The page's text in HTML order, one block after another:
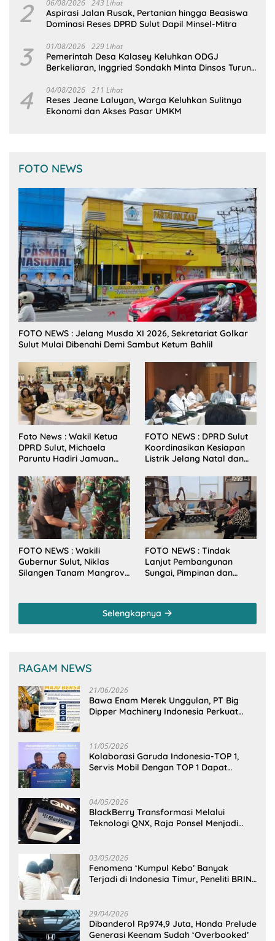
2 06/08/2026 243 Lihat
Aspirasi Jalan Rusak, Pertanian hingga Beasiswa
Dominasi Reses DPRD Sulut Dapil Minsel-Mitra
3 01/08/2026 229 Lihat
Pemerintah Desa Kalasey Keluhkan ODGJ
Berkeliaran, Inggried Sondakh Minta Dinsos Turun
4 04/08/2026 211 Lihat
Reses Jeane Laluyan, Warga Keluhkan Sulitnya
Ekonomi dan Akses Pasar UMKM
FOTO NEWS
FOTO NEWS : Jelang Musda XI 2026, Sekretariat Golkar
Sulut Mulai Dibenahi Demi Sambut Ketum Bahlil
Foto News : Wakil Ketua
DPRD Sulut, Michaela
Paruntu Hadiri Jamuan
Sulut Bersama Wamenkes
RI
FOTO NEWS : DPRD Sulut
Koordinasikan Kesiapan
Listrik Jelang Natal dan
FOTO NEWS : Wakili
Gubernur Sulut, Niklas
Silangen Tanam Mangrove
FOTO NEWS : Tindak
Lanjut Pembangunan
Sungai, Pimpinan dan
Kementerian PU-RI
Selengkapnya
RAGAM NEWS
21/06/2026
Bawa Enam Merek Unggulan, PT Big
Dipper Machinery Indonesia Perkuat
11/05/2026
Kolaborasi Garuda Indonesia-TOP 1,
Servis Mobil Dengan TOP 1 Dapat
04/05/2026
BlackBerry Transformasi Melalui
Teknologi QNX, Raja Ponsel Menjadi
03/05/2026
Fenomena ‘Kumpul Kebo’ Banyak
Terjadi di Indonesia Timur, Peneliti BRIN
29/04/2026
Dibanderol Rp974,9 Juta, Honda Prelude
Generasi Keenam Sudah ‘Overbooked’